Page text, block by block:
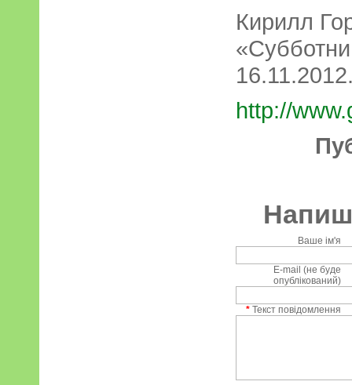
Кирилл
http://
Ваше ім'я
E-mail (не буде
опублікований)
* Текст повідомлення